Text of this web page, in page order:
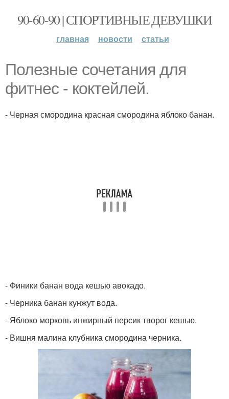
90-60-90 | СПОРТИВНЫЕ ДЕВУШКИ
главная новости статьи
Полезные сочетания для
фитнес - коктейлей.
- Черная смородина красная смородина яблоко банан.
- Финики банан вода кешью авокадо.
- Черника банан кунжут вода.
- Яблоко морковь инжирный персик творог кешью.
- Вишня малина клубника смородина черника.